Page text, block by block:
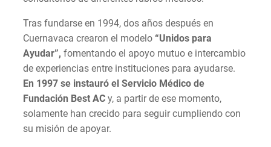
Tras fundarse en 1994, dos años después en
Cuernavaca crearon el modelo “Unidos para
Ayudar”, fomentando el apoyo mutuo e intercambio
de experiencias entre instituciones para ayudarse.
En 1997 se instauró el Servicio Médico de
Fundación Best AC y, a partir de ese momento,
solamente han crecido para seguir cumpliendo con
su misión de apoyar.